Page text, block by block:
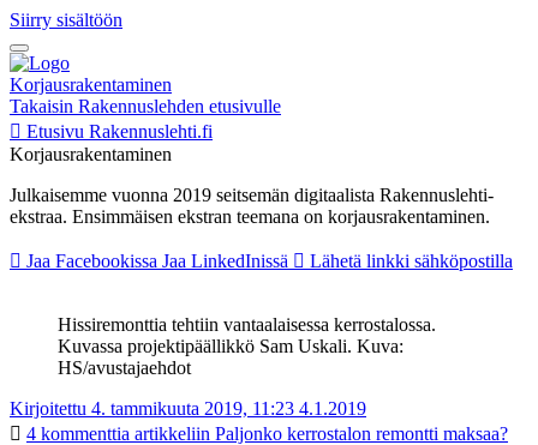
Siirry sisältöön
Korjausrakentaminen
Takaisin Rakennuslehden etusivulle
Etusivu Rakennuslehti.fi
Korjausrakentaminen
Julkaisemme vuonna 2019 seitsemän digitaalista Rakennuslehti-
ekstraa. Ensimmäisen ekstran teemana on korjausrakentaminen.
Jaa Facebookissa Jaa LinkedInissä Lähetä linkki sähköpostilla
Hissiremonttia tehtiin vantaalaisessa kerrostalossa.
Kuvassa projektipäällikkö Sam Uskali. Kuva:
HS/avustajaehdot
Kirjoitettu 4. tammikuuta 2019, 11:23 4.1.2019
4 kommenttia artikkeliin Paljonko kerrostalon remontti maksaa?